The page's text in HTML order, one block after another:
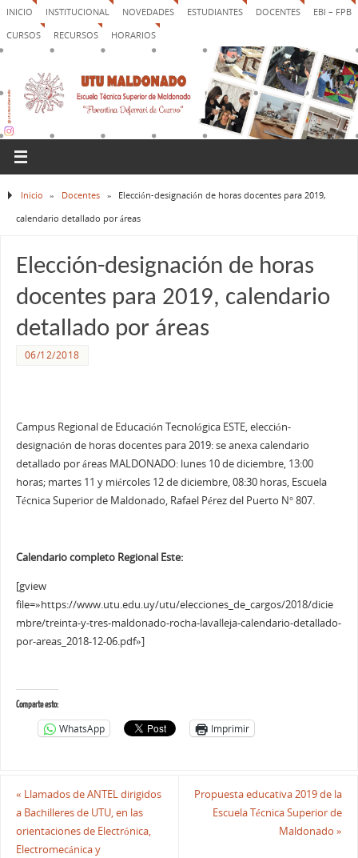
INICIO INSTITUCIONAL NOVEDADES ESTUDIANTES DOCENTES
EBI – FPB
CURSOS
RECURSOS HORARIOS
Inicio » Docentes »
Elección-designación de horas docentes para 2019,
calendario detallado por áreas
Elección-designación de horas
docentes para 2019, calendario
detallado por áreas
06/12/2018
Campus Regional de Educación Tecnológica ESTE, elección-
designación de horas docentes para 2019: se anexa calendario
detallado por áreas MALDONADO: lunes 10 de diciembre, 13:00
horas; martes 11 y miércoles 12 de diciembre, 08:30 horas, Escuela
Técnica Superior de Maldonado, Rafael Pérez del Puerto N° 807.
Calendario completo Regional Este:
[gview
file=»https://www.utu.edu.uy/utu/elecciones_de_cargos/2018/dicie
mbre/treinta-y-tres-maldonado-rocha-lavalleja-calendario-detallado-
por-areas_2018-12-06.pdf»]
Comparte esto:
WhatsApp Imprimir
« Llamados de ANTEL dirigidos
a Bachilleres de UTU, en las
orientaciones de Electrónica,
Electromecánica y
Propuesta educativa 2019 de la
Escuela Técnica Superior de
Maldonado»